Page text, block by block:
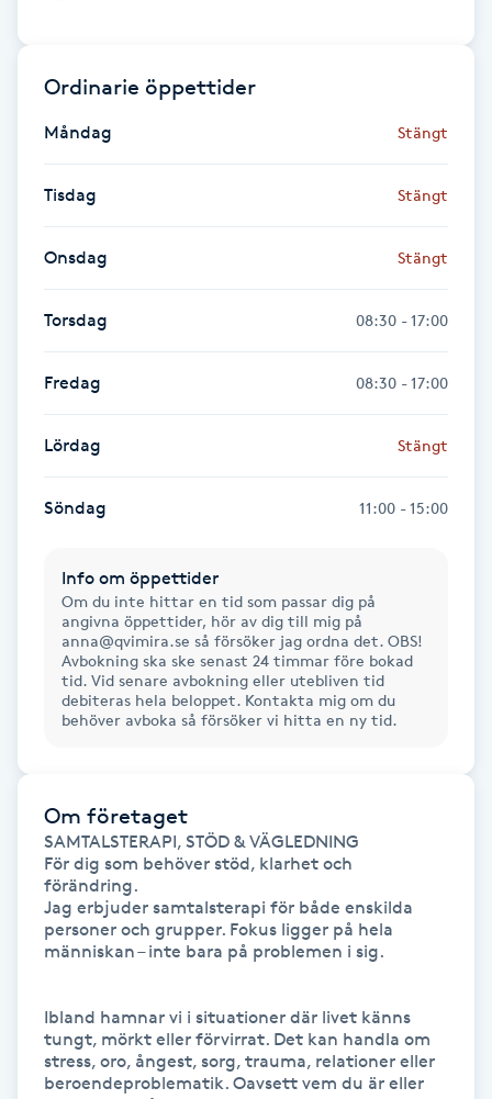
Fotmassage
Fotsvamp
Fotvård
Fransar
Fransborttagning
Fransfärgning
Fransförlängning
Fransförlängning Megavolym
Fransförlängning Volym
Fransk manikyr
Fransrengöring
Friskvård
Friskvårdsmassage
Frisör
Färgning
Ordinarie öppettider
Måndag Stängt
Tisdag Stängt
Onsdag Stängt
Torsdag 08:30 - 17:00
Fredag 08:30 - 17:00
Lördag Stängt
Söndag 11:00 - 15:00
Info om öppettider
Om du inte hittar en tid som passar dig på
angivna öppettider, hör av dig till mig på
anna@qvimira.se så försöker jag ordna det. OBS!
Avbokning ska ske senast 24 timmar före bokad
tid. Vid senare avbokning eller utebliven tid
debiteras hela beloppet. Kontakta mig om du
behöver avboka så försöker vi hitta en ny tid.
Om företaget
SAMTALSTERAPI, STÖD & VÄGLEDNING
För dig som behöver stöd, klarhet och
förändring.
Jag erbjuder samtalsterapi för både enskilda
personer och grupper. Fokus ligger på hela
människan – inte bara på problemen i sig.
Ibland hamnar vi i situationer där livet känns
tungt, mörkt eller förvirrat. Det kan handla om
stress, oro, ångest, sorg, trauma, relationer eller
beroendeproblematik. Oavsett vem du är eller